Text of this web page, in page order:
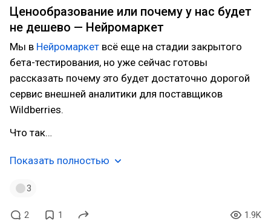
Ценообразование или почему у нас будет
не дешево — Нейромаркет
Мы в Нейромаркет всё еще на стадии закрытого
бета-тестирования, но уже сейчас готовы
рассказать почему это будет достаточно дорогой
сервис внешней аналитики для поставщиков
Wildberries.
Что так…
Показать полностью
3
2 1 1.9K